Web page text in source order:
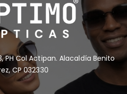
PH Col Actipan. Alacaldía Benito
CP 032330